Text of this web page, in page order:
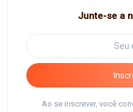
Junte-se a
Ao se inscrever, você